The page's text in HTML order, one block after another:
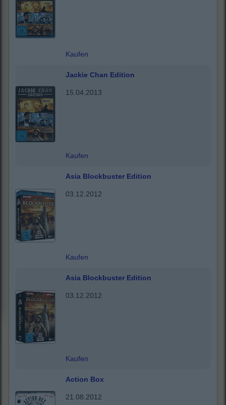
Kaufen
Jackie Chan Edition
15.04.2013
Kaufen
Asia Blockbuster Edition
03.12.2012
Kaufen
Asia Blockbuster Edition
03.12.2012
Kaufen
Action Box
21.08.2012